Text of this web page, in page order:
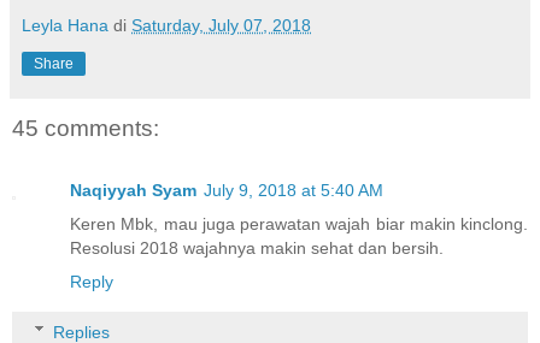
Leyla Hana di Saturday, July 07, 2018
Share
45 comments:
Naqiyyah Syam July 9, 2018 at 5:40 AM
Keren Mbk, mau juga perawatan wajah biar makin kinclong.
Resolusi 2018 wajahnya makin sehat dan bersih.
Reply
Replies